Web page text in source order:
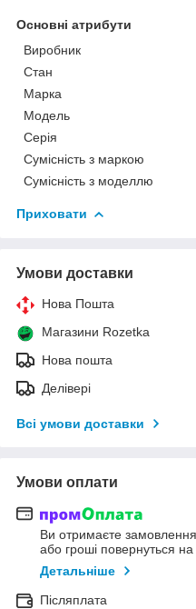
Основні атрибути
Виробник
Стан
Марка
Модель
Серія
Сумісність з маркою
Сумісність з моделлю
Приховати
Умови доставки
Нова Пошта
Магазини Rozetka
Нова пошта
Делівері
Всі умови доставки
Умови оплати
Ви отримаєте замовлення
або гроші повернуться
Детальніше
Післяплата